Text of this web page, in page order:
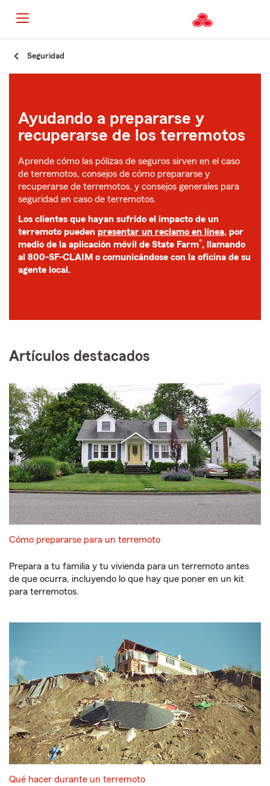
Seguridad
Ayudando a prepararse y
recuperarse de los terremotos
Aprende cómo las pólizas de seguros sirven en el caso
de terremotos, consejos de cómo prepararse y
recuperarse de terremotos, y consejos generales para
seguridad en caso de terremotos.
Los clientes que hayan sufrido el impacto de un
terremoto pueden presentar un reclamo en línea, por
medio de la aplicación móvil de State Farm®, llamando
al 800-SF-CLAIM o comunicándose con la oficina de su
agente local.
Artículos destacados
Cómo prepararse para un terremoto
Prepara a tu familia y tu vivienda para un terremoto antes
de que ocurra, incluyendo lo que hay que poner en un kit
para terremotos.
Qué hacer durante un terremoto